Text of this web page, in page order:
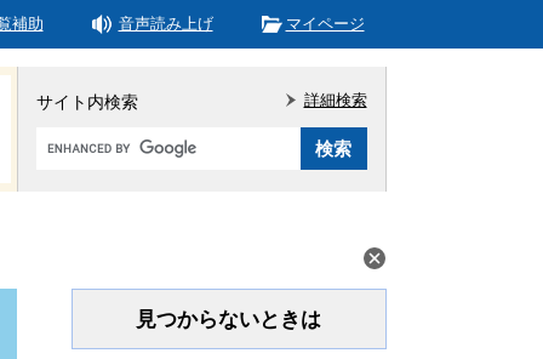
補助 音声読み上げ マイページ
サイト内検索
Google
詳細検索
見つからないときは